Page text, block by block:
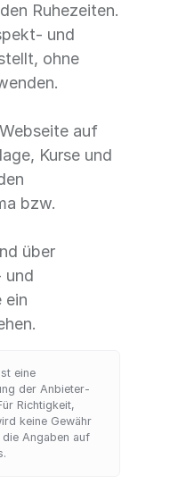
Ruhezeiten.
und
ohne
auf
Kurse und
bzw.
über
und
ein
eine
der Anbieter-
Richtigkeit,
keine Gewähr
Angaben auf